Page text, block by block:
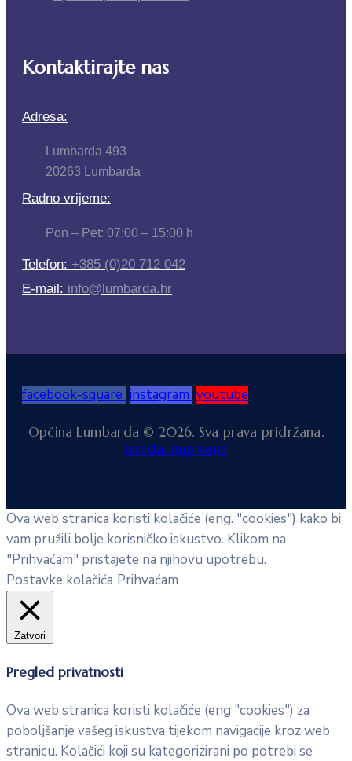
Kontaktirajte nas
Adresa:
Lumbarda 493
20263 Lumbarda
Radno vrijeme:
Pon – Pet: 07:00 – 15:00 h
Telefon: +385 (0)20 712 042
E-mail: info@lumbarda.hr
facebook-square instagram youtube
Općina Lumbarda © 2026. Sva prava pridržana.
Izrada: Impresija
Ova web stranica koristi kolačiće (eng. "cookies") kako bi
vam pružili bolje korisničko iskustvo. Klikom na
"Prihvaćam" pristajete na njihovu upotrebu.
Postavke kolačića Prihvaćam
Zatvori
Pregled privatnosti
Ova web stranica koristi kolačiće (eng "cookies") za
poboljšanje vašeg iskustva tijekom navigacije kroz web
stranicu. Kolačići koji su kategorizirani po potrebi se